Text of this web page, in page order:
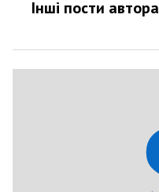
Інші пости автора